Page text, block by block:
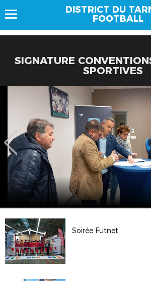
DISTRICT DU
FOOTBALL
SIGNATURE
SPORTIVES
Soirée Futnet